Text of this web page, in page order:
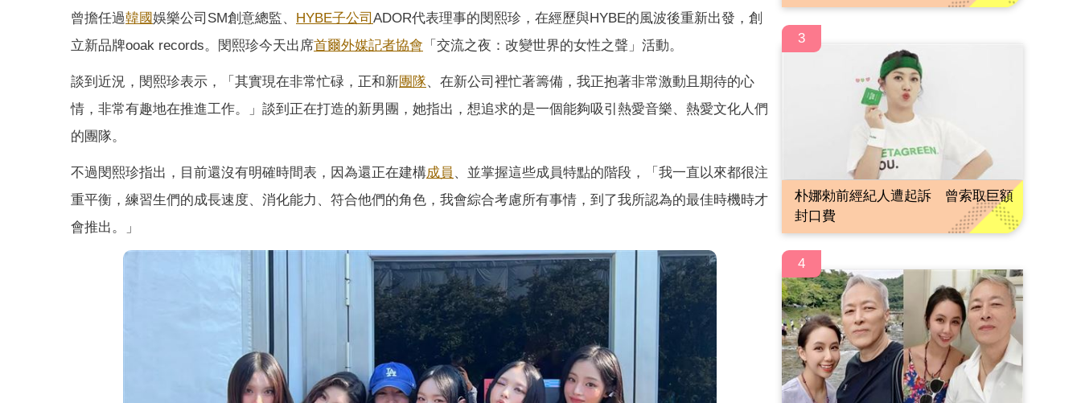
曾擔任過韓國娛樂公司SM創意總監、 HYBE子公司 ADOR代表理事的閔熙珍，在經歷與HYBE的風波後重新出發，創
立新品牌ooak records。閔熙珍今天出席首爾外媒記者協會 「交流之夜：改變世界的女性之聲」活動。
談到近況，閔熙珍表示，「其實現在非常忙碌，正和新團隊、在新公司裡忙著籌備，我正抱著非常激動且期待的心
情，非常有趣地在推進工作。」談到正在打造的新男團，她指出，想追求的是一個能夠吸引熱愛音樂、熱愛文化人們
的團隊。
不過閔熙珍指出，目前還沒有明確時間表，因為還正在建構成員 、並掌握這些成員特點的階段，「我一直以來都很注
重平衡，練習生們的成長速度、消化能力、符合他們的角色，我會綜合考慮所有事情，到了我所認為的最佳時機時才
會推出。」
3
朴娜勑前經紀人遭起訴 曾索取巨額
封口費
4